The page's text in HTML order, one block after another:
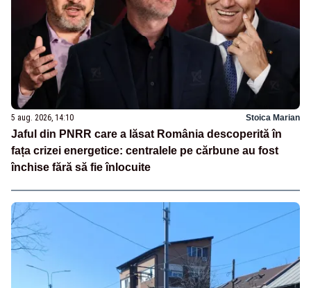
5 aug. 2026, 14:10 Stoica Marian
Jaful din PNRR care a lăsat România descoperită în
fața crizei energetice: centralele pe cărbune au fost
închise fără să fie înlocuite